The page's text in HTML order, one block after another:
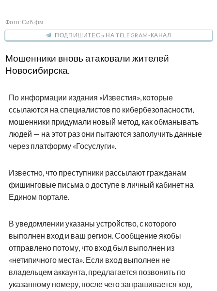
Фото: Сиб.фм
ПОДПИШИТЕСЬ НА TELEGRAM-КАНАЛ
Мошенники вновь атаковали жителей
Новосибирска.
По информации издания «Известия», которые
ссылаются на специалистов по кибербезопасности,
мошенники придумали новый метод, как обманывать
людей — на этот раз они пытаются заполучить данные
через платформу «Госуслуги».
Известно, что преступники рассылают гражданам
фишинговые письма о доступе в личный кабинет на
Едином портале.
В уведомлении указаны устройство, с которого
выполнен вход и ваш регион. Сообщение якобы
отправлено потому, что вход был выполнен из
«нетипичного места». Если вход выполнен не
владельцем аккаунта, предлагается позвонить по
указанному номеру, после чего запрашивается код,